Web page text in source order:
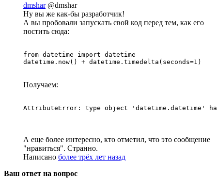
dmshar @dmshar
Ну вы же как-бы разработчик!
А вы пробовали запускать свой код перед тем, как его
постить сюда:
from datetime import datetime
datetime.now() + datetime.timedelta(seconds=1)
Получаем:
AttributeError: type object 'datetime.datetime'
А еще более интересно, кто отметил, что это сообщение
"нравиться". Странно.
Написано более трёх лет назад
Ваш ответ на вопрос